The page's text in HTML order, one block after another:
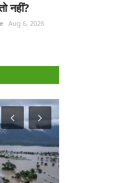
नहीं?
Aug 6, 2026